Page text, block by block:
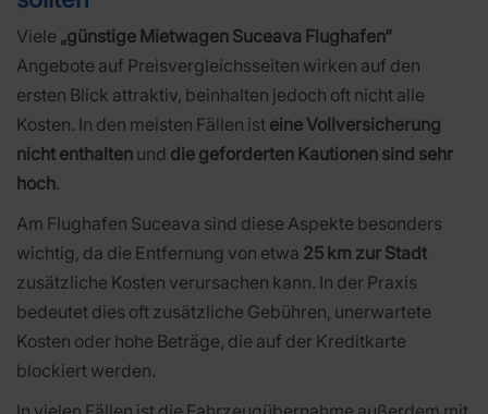
Viele „günstige Mietwagen Suceava Flughafen“
Angebote auf Preisvergleichsseiten wirken auf den
ersten Blick attraktiv, beinhalten jedoch oft nicht alle
Kosten. In den meisten Fällen ist eine Vollversicherung
nicht enthalten und die geforderten Kautionen sind sehr
hoch.
Am Flughafen Suceava sind diese Aspekte besonders
wichtig, da die Entfernung von etwa 25 km zur Stadt
zusätzliche Kosten verursachen kann. In der Praxis
bedeutet dies oft zusätzliche Gebühren, unerwartete
Kosten oder hohe Beträge, die auf der Kreditkarte
blockiert werden.